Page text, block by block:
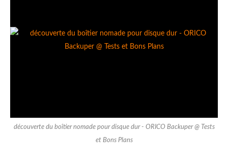
découverte du boîtier nomade pour disque dur - ORICO Backuper @ Tests
et Bons Plans